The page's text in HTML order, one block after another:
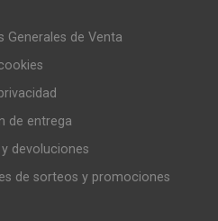
Generales de Venta
de entrega
y devoluciones
de sorteos y promociones